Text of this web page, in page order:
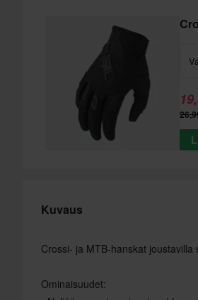
Kuvaus
Crossi- ja MTB-hanskat
Ominaisuudet: